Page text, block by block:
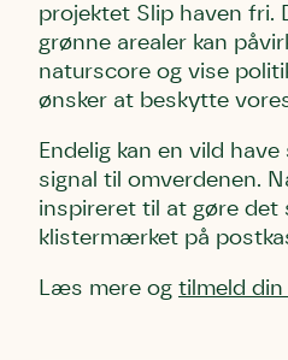
projektet Slip haven fri.
grønne arealer kan
naturscore og vise
ønsker at beskytte
Endelig kan en vild
signal til omverdenen.
inspireret til at gøre det
klistermærket på
Læs mere og tilmeld din